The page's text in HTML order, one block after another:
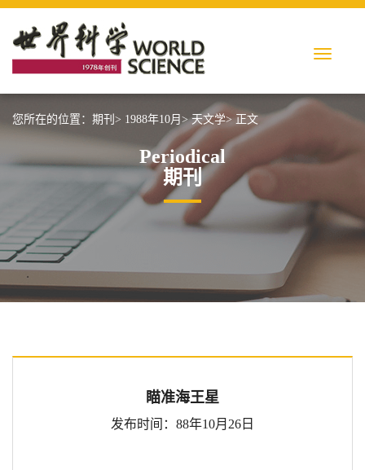
您所在的位置： 期刊> 1988年10月> 天文学> 正文
Periodical
期刊
瞄准海王星
发布时间：88年10月26日